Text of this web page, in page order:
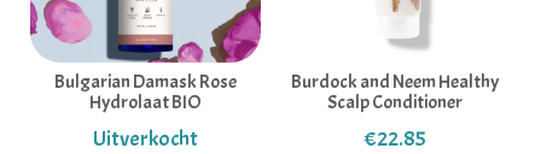
Bulgarian Damask Rose
Hydrolaat BIO
Burdock and Neem Healthy
Scalp Conditioner
€22.85